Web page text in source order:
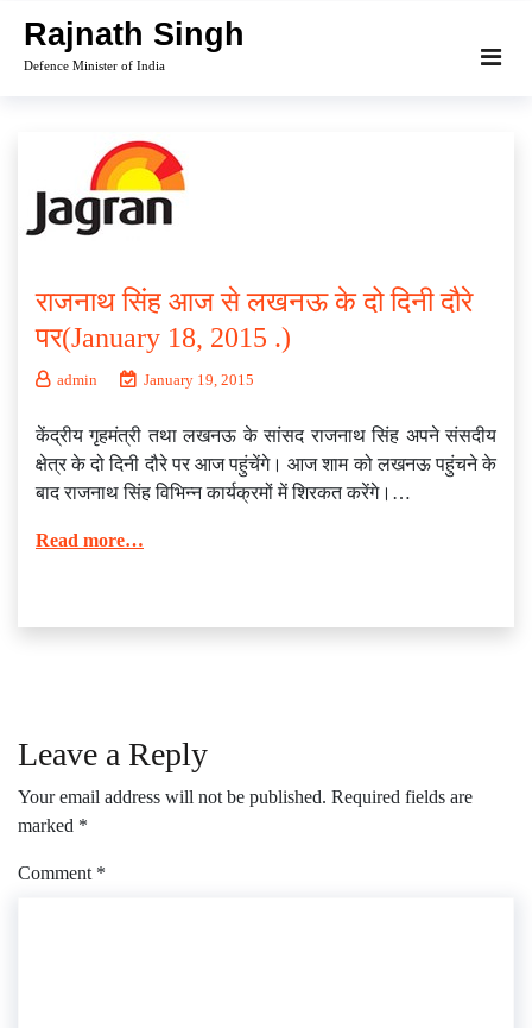
content
Rajnath Singh
Defence Minister of India
राजनाथ सिंह आज से लखनऊ के दो दिनी दौरे
पर(January 18, 2015 .)
admin January 19, 2015
केंद्रीय गृहमंत्री तथा लखनऊ के सांसद राजनाथ सिंह अपने संसदीय
क्षेत्र के दो दिनी दौरे पर आज पहुंचेंगे। आज शाम को लखनऊ पहुंचने के
बाद राजनाथ सिंह विभिन्न कार्यक्रमों में शिरकत करेंगे।…
Read more…
Leave a Reply
Your email address will not be published. Required fields are
marked *
Comment *